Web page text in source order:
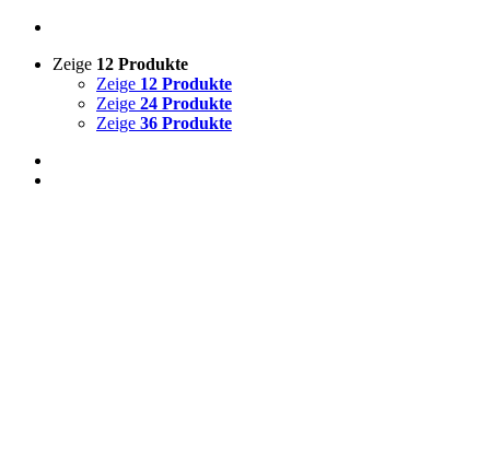
Zeige 12 Produkte
Zeige 12 Produkte
Zeige 24 Produkte
Zeige 36 Produkte